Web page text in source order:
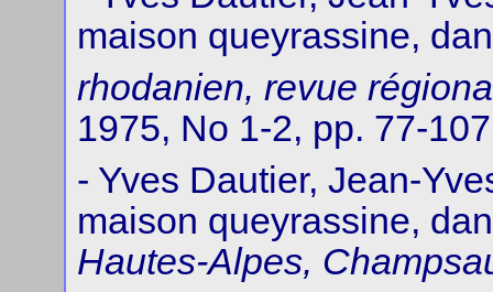
maison queyrassine,
rhodanien, revue
1975, No 1-2, pp. 77-
- Yves Dautier, Jean-
maison queyrassine,
Hautes-Alpes,